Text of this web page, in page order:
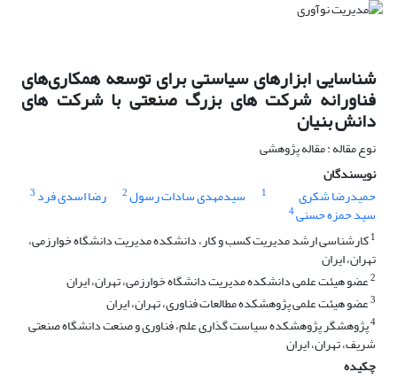
شناسایی ابزارهای سیاستی برای توسعه همکاری‌های
فناورانه شرکت های بزرگ صنعتی با شرکت های
دانش بنیان
نوع مقاله : مقاله پژوهشی
نویسندگان
حمیدرضا شکری
1 سیدمهدی سادات رسول2 رضا اسدی فرد 3
سید حمزه حسنی4
1کارشناسی ارشد مدیریت کسب و کار، دانشکده مدیریت دانشگاه خوارزمی،
تهران، ایران
2عضو هیئت علمی دانشکده مدیریت دانشگاه خوارزمی، تهران، ایران
3عضو هیئت علمی پژوهشکده مطالعات فناوری، تهران، ایران
4پژوهشگر پژوهشکده سیاست گذاری علم، فناوری و صنعت دانشگاه صنعتی
شریف، تهران، ایران
چکیده